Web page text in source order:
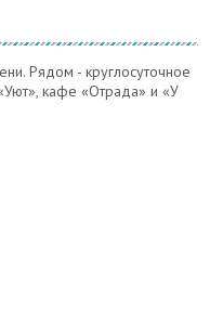
Рядом - круглосуточное
кафе «Отрада» и «У